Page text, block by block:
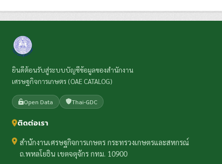
ยินดีต้อนรับสู่ระบบบัญชีข้อมูลของสำนักงาน
เศรษฐกิจการเกษตร (OAE CATALOG)
Open Data Thai-GDC
ติดต่อเรา
สำนักงานเศรษฐกิจการเกษตร กระทรวงเกษตรและสหกรณ์
ถ.พหลโยธิน เขตจตุจักร กทม. 10900